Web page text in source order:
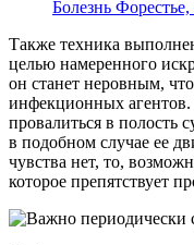
Болезнь
Также техника
целью намеренного
он станет неровным,
инфекционных
провалиться в полость
в подобном случае ее
чувства нет, то,
которое препятствует